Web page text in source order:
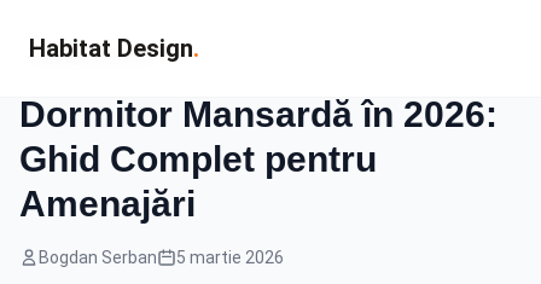
Habitat Design.
Design Interior
Dormitor Mansardă în 2026:
Ghid Complet pentru
Amenajări
Bogdan Serban 5 martie 2026